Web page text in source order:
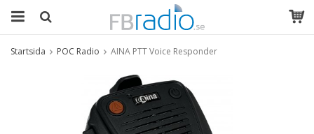
Startsida POC Radio AINA PTT Voice Responder